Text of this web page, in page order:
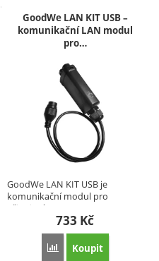
madla pro bateriové systémy
GoodWe LAN KIT USB –
komunikační LAN modul
pro…
GoodWe LAN KIT USB je
komunikační modul pro
připojení…
733 Kč
Přidat 'GoodWe LAN
Koupit